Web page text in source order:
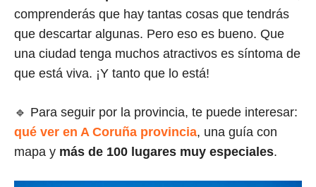
comprenderás que hay tantas cosas que tendrás
que descartar algunas. Pero eso es bueno. Que
una ciudad tenga muchos atractivos es síntoma de
que está viva. ¡Y tanto que lo está!
🔹 Para seguir por la provincia, te puede interesar:
qué ver en A Coruña provincia, una guía con
mapa y más de 100 lugares muy especiales.